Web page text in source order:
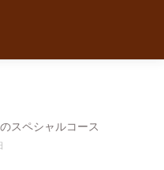
スペシャルコース